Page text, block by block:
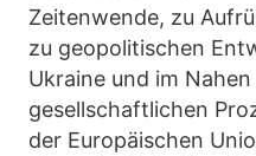
Zeitenwende, zu
zu geopolitischen
Ukraine und im
gesellschaftlichen
der Europäischen